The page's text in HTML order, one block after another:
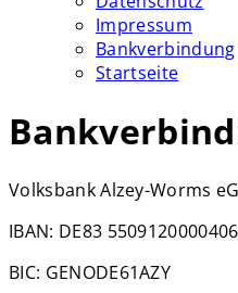
Impressum
Bankverbindung
Startseite
Volksbank Alzey-Worms eG
IBAN: DE83
BIC: GENODE61AZY